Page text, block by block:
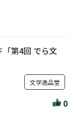
第4回 でら文
文学逸品堂
0